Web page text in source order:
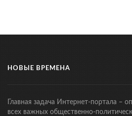
НОВЫЕ ВРЕМЕНА
Главная задача Интернет-портала –
всех важных общественно-